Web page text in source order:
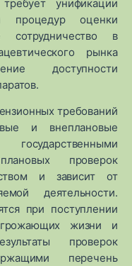
унификации
процедур оценки
сотрудничество в
рынка
доступности
требований
и внеплановые
проверок
и зависит от
деятельности.
при поступлении
жизни и
проверок
перечень